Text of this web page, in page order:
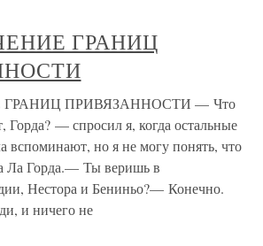
ГРАНИЦ
ГРАНИЦ ПРИВЯЗАННОСТИ — Что
Горда? — спросил я, когда остальные
но я не могу понять, что
Ла Горда.— Ты веришь в
Нестора и Бениньо?— Конечно.
и ничего не